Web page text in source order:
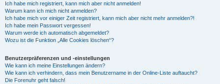
Ich habe mich registriert, kann mich aber nicht anmelden!
Warum kann ich mich nicht anmelden?
Ich habe mich vor einiger Zeit registriert, kann mich aber nicht mehr anmelden?!
Ich habe mein Passwort vergessen!
Warum werde ich automatisch abgemeldet?
Wozu ist die Funktion „Alle Cookies löschen“?
Benutzerpräferenzen und -einstellungen
Wie kann ich meine Einstellungen ändern?
Wie kann ich verhindern, dass mein Benutzername in der Online-Liste auftaucht?
Die Forenuhr geht falsch!